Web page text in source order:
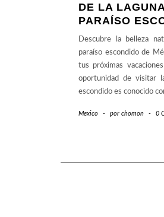
DE LA
PARAÍSO
Descubre la belleza
paraíso escondido de
tus próximas
oportunidad de visitar
escondido es conocido
Mexico - por chomon - 0